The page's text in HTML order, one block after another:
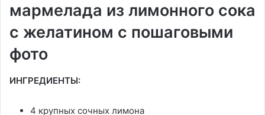
мармелада из лимонного сока
с желатином с пошаговыми
фото
ИНГРЕДИЕНТЫ:
4 крупных сочных лимона